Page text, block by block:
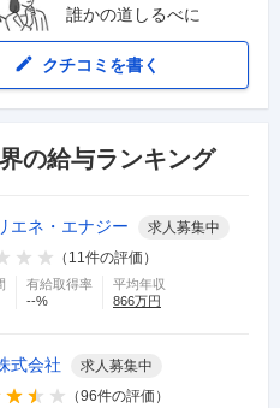
誰かの道しるべに
クチコミを書く
の給与ランキング
エネ・エナジー 求人募集中
（ 11件の評価）
有給取得率
--%
平均年収
866万円
式会社 求人募集中
（96件の評価）